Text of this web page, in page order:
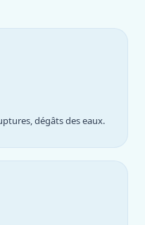
dégâts des eaux.